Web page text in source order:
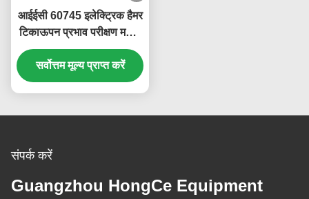
आईईसी 60745 इलेक्ट्रिक हैमर
टिकाऊपन प्रभाव परीक्षण मशीन
के लिए हैंडहेल्ड पावर टूल्स के
लिए 2.5kW तक
सर्वोत्तम मूल्य प्राप्त करें
संपर्क करें
Guangzhou HongCe Equipment